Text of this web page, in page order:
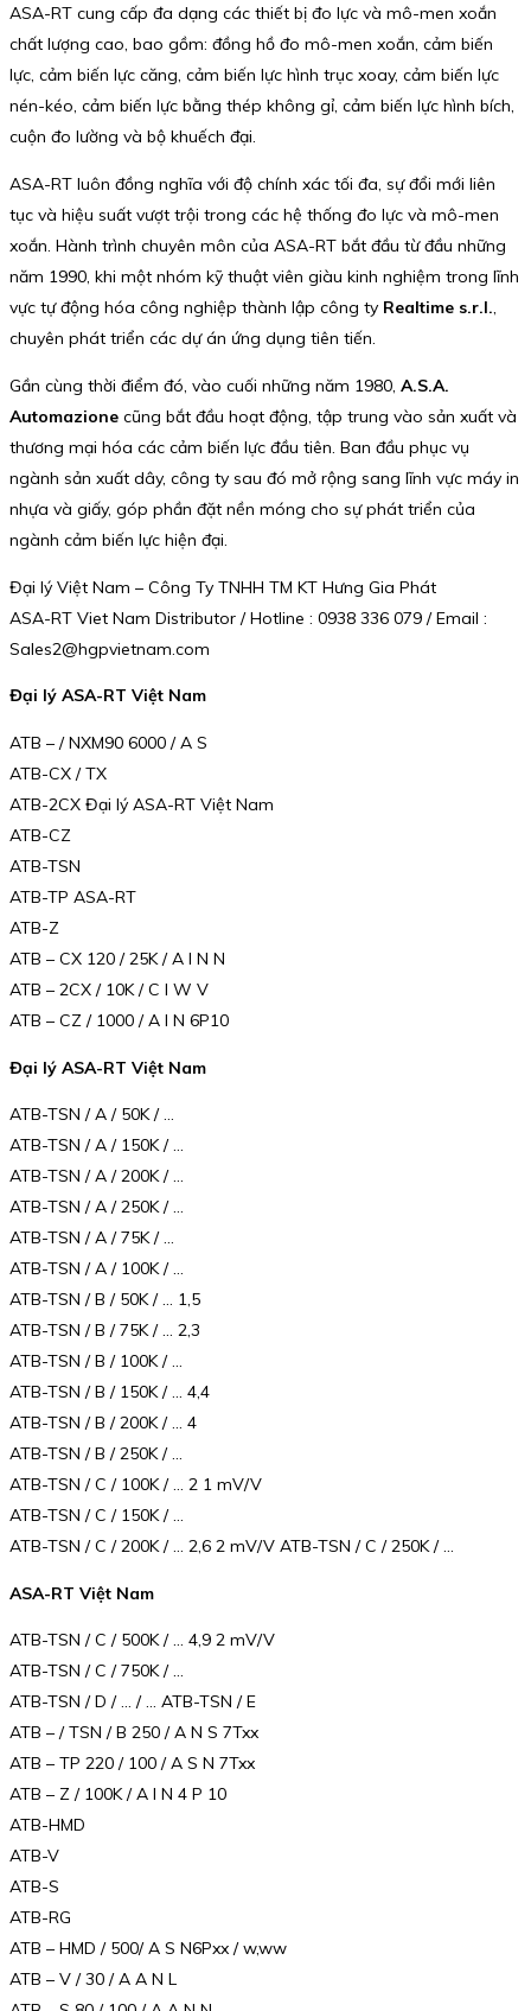
ASA-RT cung cấp đa dạng các thiết bị đo lực và mô-men xoắn
chất lượng cao, bao gồm: đồng hồ đo mô-men xoắn, cảm biến
lực, cảm biến lực căng, cảm biến lực hình trục xoay, cảm biến lực
nén-kéo, cảm biến lực bằng thép không gỉ, cảm biến lực hình bích,
cuộn đo lường và bộ khuếch đại.
ASA-RT luôn đồng nghĩa với độ chính xác tối đa, sự đổi mới liên
tục và hiệu suất vượt trội trong các hệ thống đo lực và mô-men
xoắn. Hành trình chuyên môn của ASA-RT bắt đầu từ đầu những
năm 1990, khi một nhóm kỹ thuật viên giàu kinh nghiệm trong lĩnh
vực tự động hóa công nghiệp thành lập công ty Realtime s.r.l.,
chuyên phát triển các dự án ứng dụng tiên tiến.
Gần cùng thời điểm đó, vào cuối những năm 1980, A.S.A.
Automazione cũng bắt đầu hoạt động, tập trung vào sản xuất và
thương mại hóa các cảm biến lực đầu tiên. Ban đầu phục vụ
ngành sản xuất dây, công ty sau đó mở rộng sang lĩnh vực máy in
nhựa và giấy, góp phần đặt nền móng cho sự phát triển của
ngành cảm biến lực hiện đại.
Đại lý Việt Nam – Công Ty TNHH TM KT Hưng Gia Phát
ASA-RT Viet Nam Distributor / Hotline : 0938 336 079 / Email :
Sales2@hgpvietnam.com
Đại lý ASA-RT Việt Nam
ATB – / NXM90 6000 / A S
ATB-CX / TX
ATB-2CX Đại lý ASA-RT Việt Nam
ATB-CZ
ATB-TSN
ATB-TP ASA-RT
ATB-Z
ATB – CX 120 / 25K / A I N N
ATB – 2CX / 10K / C I W V
ATB – CZ / 1000 / A I N 6P10
Đại lý ASA-RT Việt Nam
ATB-TSN / A / 50K / …
ATB-TSN / A / 150K / …
ATB-TSN / A / 200K / …
ATB-TSN / A / 250K / …
ATB-TSN / A / 75K / …
ATB-TSN / A / 100K / …
ATB-TSN / B / 50K / … 1,5
ATB-TSN / B / 75K / … 2,3
ATB-TSN / B / 100K / …
ATB-TSN / B / 150K / … 4,4
ATB-TSN / B / 200K / … 4
ATB-TSN / B / 250K / …
ATB-TSN / C / 100K / … 2 1 mV/V
ATB-TSN / C / 150K / …
ATB-TSN / C / 200K / … 2,6 2 mV/V ATB-TSN / C / 250K / …
ASA-RT Việt Nam
ATB-TSN / C / 500K / … 4,9 2 mV/V
ATB-TSN / C / 750K / …
ATB-TSN / D / … / … ATB-TSN / E
ATB – / TSN / B 250 / A N S 7Txx
ATB – TP 220 / 100 / A S N 7Txx
ATB – Z / 100K / A I N 4 P 10
ATB-HMD
ATB-V
ATB-S
ATB-RG
ATB – HMD / 500/ A S N6Pxx / w,ww
ATB – V / 30 / A A N L